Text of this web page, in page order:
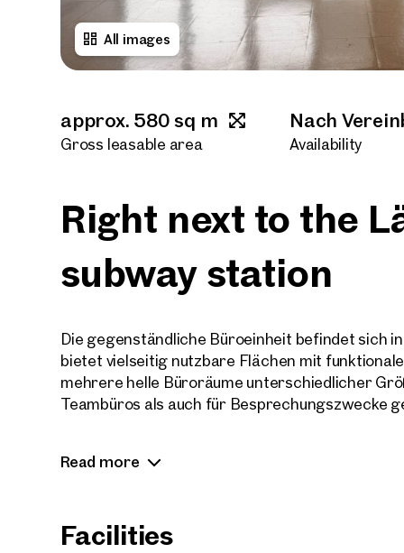
All images
approx. 580 sq m
Gross leasable area
Nach
Availability
Right next to the
subway station
Die gegenständliche Büroeinheit befindet sich
bietet vielseitig nutzbare Flächen mit
mehrere helle Büroräume unterschiedlicher
Teambüros als auch für Besprechungszwecke
Belichtung und eine angenehme
Read more
Facilities